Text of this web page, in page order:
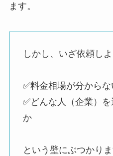
ます。
しかし、いざ依頼しよ
✅️料金相場が分からな
✅️どんな人（企業）
か
という壁にぶつかりま